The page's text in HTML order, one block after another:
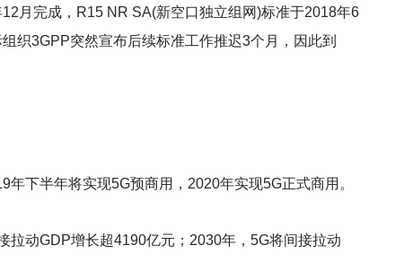
月完成，R15 NR SA(新空口独立组网)标准于2018年6
织3GPP突然宣布后续标准工作推迟3个月，因此到
下半年将实现5G预商用，2020年实现5G正式商用。
拉动GDP增长超4190亿元；2030年，5G将间接拉动